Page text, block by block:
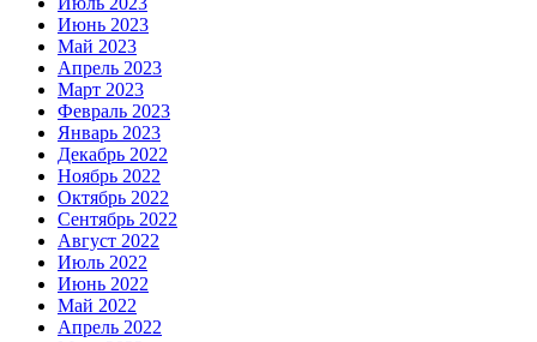
Июнь 2023
Май 2023
Апрель 2023
Март 2023
Февраль 2023
Январь 2023
Декабрь 2022
Ноябрь 2022
Октябрь 2022
Сентябрь 2022
Август 2022
Июль 2022
Июнь 2022
Май 2022
Апрель 2022